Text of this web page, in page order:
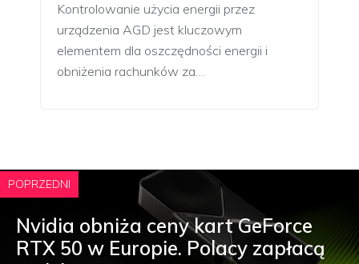
Kontrolowanie użycia energii przez
urządzenia AGD jest kluczowym
elementem dla oszczędności energii i
obniżenia rachunków za…
POPRZEDNI
Nvidia obniża ceny kart GeForce
RTX 50 w Europie. Polacy zapłacą